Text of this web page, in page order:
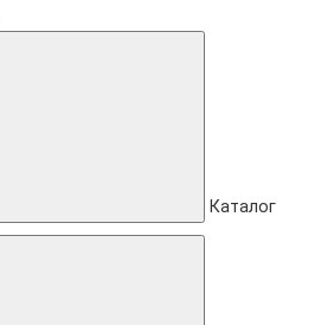
Каталог